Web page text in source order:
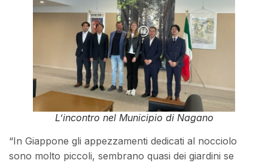
L’incontro nel Municipio di Nagano
“In Giappone gli appezzamenti dedicati al nocciolo
sono molto piccoli, sembrano quasi dei giardini se